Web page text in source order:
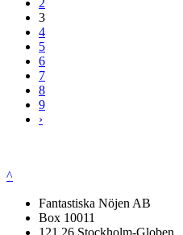
2
3
4
5
6
7
8
9
›
^
Fantastiska Nöjen AB
Box 10011
121 26 Stockholm-Globen